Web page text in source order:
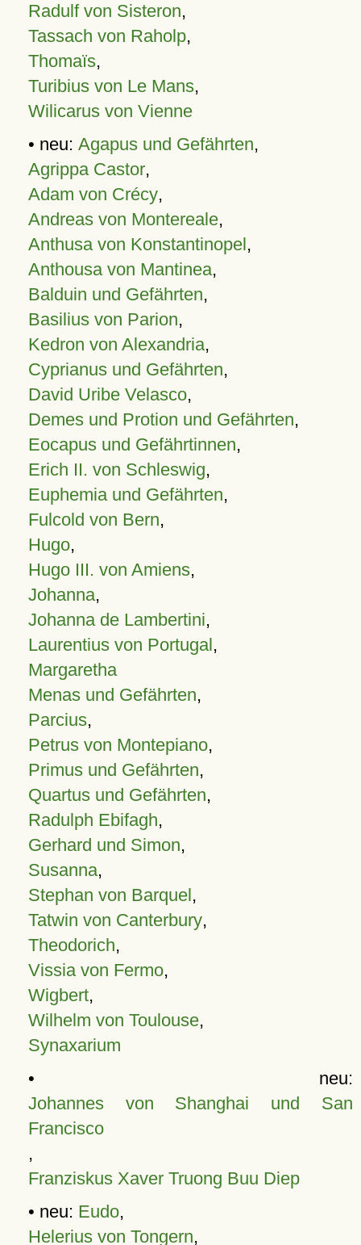
Radulf von Sisteron,
Tassach von Raholp,
Thomaïs,
Turibius von Le Mans,
Wilicarus von Vienne
• neu: Agapus und Gefährten,
Agrippa Castor,
Adam von Crécy,
Andreas von Montereale,
Anthusa von Konstantinopel,
Anthousa von Mantinea,
Balduin und Gefährten,
Basilius von Parion,
Kedron von Alexandria,
Cyprianus und Gefährten,
David Uribe Velasco,
Demes und Protion und Gefährten,
Eocapus und Gefährtinnen,
Erich II. von Schleswig,
Euphemia und Gefährten,
Fulcold von Bern,
Hugo,
Hugo III. von Amiens,
Johanna,
Johanna de Lambertini,
Laurentius von Portugal,
Margaretha
Menas und Gefährten,
Parcius,
Petrus von Montepiano,
Primus und Gefährten,
Quartus und Gefährten,
Radulph Ebifagh,
Gerhard und Simon,
Susanna,
Stephan von Barquel,
Tatwin von Canterbury,
Theodorich,
Vissia von Fermo,
Wigbert,
Wilhelm von Toulouse,
Synaxarium
• neu:
Johannes von Shanghai und San
Francisco
,
Franziskus Xaver Truong Buu Diep
• neu: Eudo,
Helerius von Tongern,